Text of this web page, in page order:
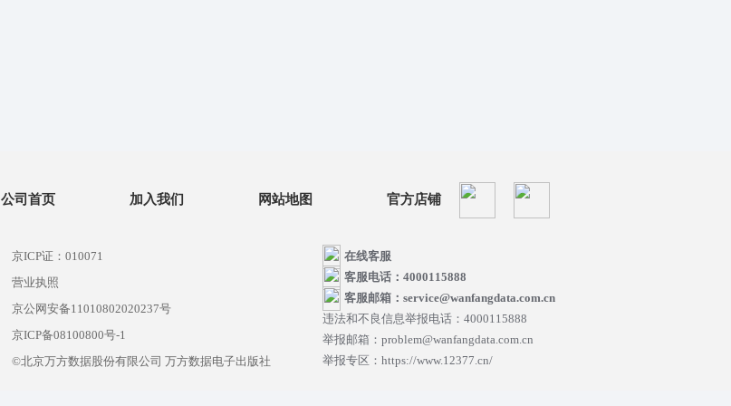
公司首页 加入我们 网站地图 官方店铺
京ICP证：010071
营业执照
京公网安备11010802020237号
京ICP备08100800号-1
©北京万方数据股份有限公司 万方数据电子出版社
在线客服
客服电话：4000115888
客服邮箱：service@wanfangdata.com.cn
违法和不良信息举报电话：4000115888
举报邮箱：problem@wanfangdata.com.cn
举报专区：https://www.12377.cn/